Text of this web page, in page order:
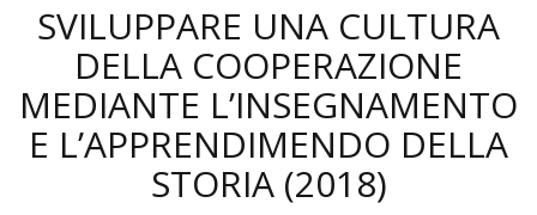
SVILUPPARE UNA CULTURA
DELLA COOPERAZIONE
MEDIANTE L’INSEGNAMENTO
E L’APPRENDIMENDO DELLA
STORIA (2018)